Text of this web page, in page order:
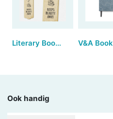
Literary Bookmarks - A book a day (set van 3)
Ook handig